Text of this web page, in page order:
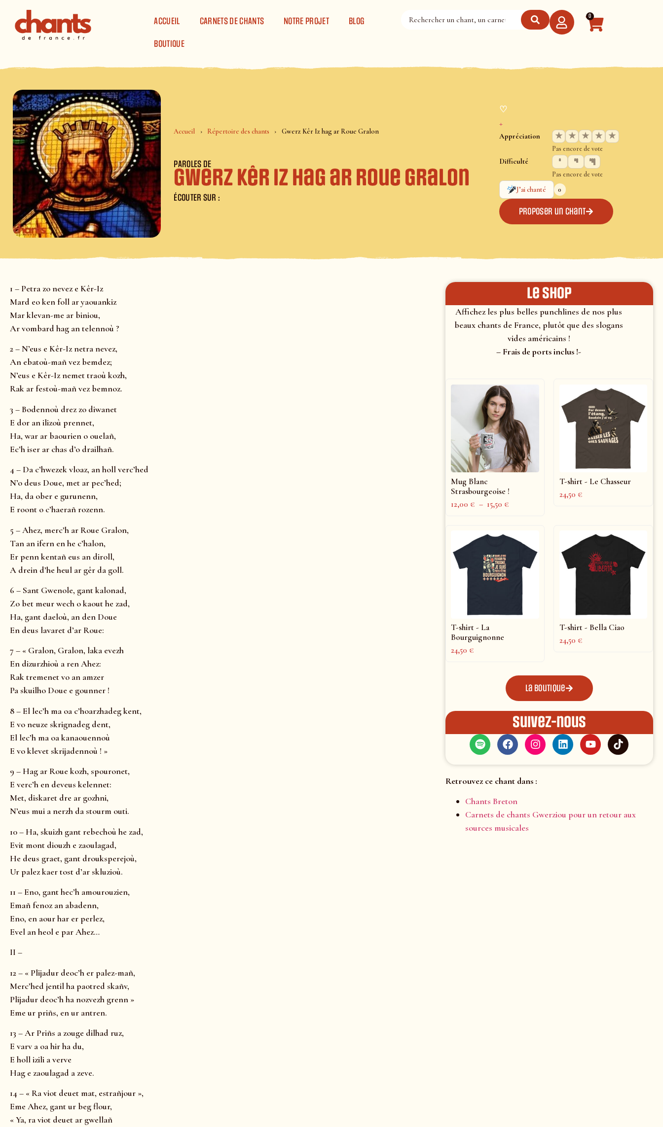
ACCUEIL
CARNETS DE CHANTS NOTRE PROJET BLOG
BOUTIQUE
0
Accueil Répertoire des chants Gwerz Kêr Iz hag ar Roue Gralon
PAROLES DE
Gwerz Kêr Iz hag ar Roue Gralon
ÉCOUTER SUR :
♡
+
Appréciation ★ ★ ★ ★ ★
Pas encore de vote
Difficulté
Pas encore de vote
J’ai chanté
0
Proposer un chant
1 – Petra zo nevez e Kêr-Iz
Mard eo ken foll ar yaouankiz
Mar klevan-me ar biniou,
Ar vombard hag an telennoù ?
2 – N’eus e Kêr-Iz netra nevez,
An ebatoù-mañ vez bemdez;
N’eus e Kêr-Iz nemet traoù kozh,
Rak ar festoù-mañ vez bemnoz.
3 – Bodennoù drez zo diwanet
E dor an ilizoù prennet,
Ha, war ar baourien o ouelañ,
Ec’h iser ar chas d’o drailhañ.
4 – Da c’hwezek vloaz, an holl verc’hed
N’o deus Doue, met ar pec’hed;
Ha, da ober e gurunenn,
E roont o c’haerañ rozenn.
5 – Ahez, merc’h ar Roue Gralon,
Tan an ifern en he c’halon,
Er penn kentañ eus an diroll,
A drein d’he heul ar gêr da goll.
6 – Sant Gwenole, gant kalonad,
Zo bet meur wech o kaout he zad,
Ha, gant daeloù, an den Doue
En deus lavaret d’ar Roue:
7 – « Gralon, Gralon, laka evezh
En dizurzhioù a ren Ahez:
Rak tremenet vo an amzer
Pa skuilho Doue e gounner !
8 – El lec’h ma oa c’hoarzhadeg kent,
E vo neuze skrignadeg dent,
El lec’h ma oa kanaouennoù
E vo klevet skrijadennoù ! »
9 – Hag ar Roue kozh, spouronet,
E verc’h en deveus kelennet:
Met, diskaret dre ar gozhni,
N’eus mui a nerzh da stourm outi.
10 – Ha, skuizh gant rebechoù he zad,
Evit mont diouzh e zaoulagad,
He deus graet, gant drouksperejoù,
Ur palez kaer tost d’ar skluzioù.
11 – Eno, gant hec’h amourouzien,
Emañ fenoz an abadenn,
Eno, en aour har er perlez,
Evel an heol e par Ahez…
II –
12 – « Plijadur deoc’h er palez-mañ,
Merc’hed jentil ha paotred skañv,
Plijadur deoc’h ha nozvezh grenn »
Eme ur priñs, en ur antren.
13 – Ar Priñs a zouge dilhad ruz,
E varv a oa hir ha du,
E holl izili a verve
Hag e zaoulagad a zeve.
14 – « Ra viot deuet mat, estrañjour »,
Eme Ahez, gant ur beg flour,
« Ya, ra viot deuet ar gwellañ
le shop
Affichez les plus belles punchlines de nos plus
beaux chants de France, plutôt que des slogans
vides américains !
– Frais de ports inclus !-
Mug Blanc
Strasbourgeoise !
12,00€ – 15,50€
T-shirt - Le Chasseur
24,50€
T-shirt - La
Bourguignonne
24,50€
T-shirt - Bella Ciao
24,50€
La boutique
Suivez-nous
Retrouvez ce chant dans :
Chants Breton
Carnets de chants Gwerziou pour un retour aux
sources musicales